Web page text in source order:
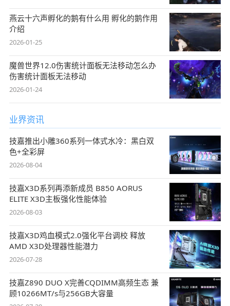
燕云十六声孵化的鹅有什么用 孵化的鹅作用
介绍
2026-01-25
魔兽世界12.0伤害统计面板无法移动怎么办
伤害统计面板无法移动
2026-01-24
业界资讯
技嘉推出小雕360系列一体式水冷：黑白双
色+全彩屏
2026-08-04
技嘉X3D系列再添新成员 B850 AORUS
ELITE X3D主板强化性能体验
2026-08-03
技嘉X3D鸡血模式2.0强化平台调校 释放
AMD X3D处理器性能潜力
2026-07-28
技嘉Z890 DUO X完善CQDIMM高频生态 兼
顾10266MT/s与256GB大容量